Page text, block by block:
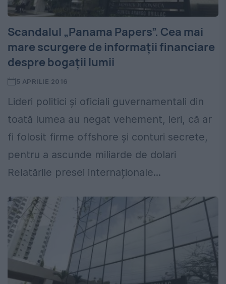
Scandalul „Panama Papers”. Cea mai
mare scurgere de informații financiare
despre bogații lumii
5 APRILIE 2016
Lideri politici și oficiali guvernamentali din
toată lumea au negat vehement, ieri, că ar
fi folosit firme offshore și conturi secrete,
pentru a ascunde miliarde de dolari
Relatările presei internaționale...